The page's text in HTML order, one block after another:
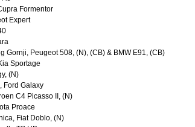
Formentor
Expert
Gornji, Peugeot 508, (N), (CB) & BMW E91, (CB)
Sportage
(N)
Ford Galaxy
C4 Picasso II, (N)
Proace
Fiat Doblo, (N)